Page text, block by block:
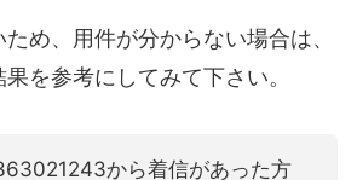
め、用件が分からない場合は、
を参考にしてみて下さい。
から着信があった方